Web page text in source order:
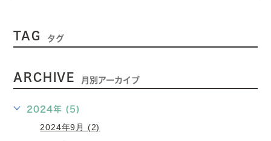
TAG タグ
ARCHIVE 月別アーカイブ
2024年 (5)
2024年9月 (2)